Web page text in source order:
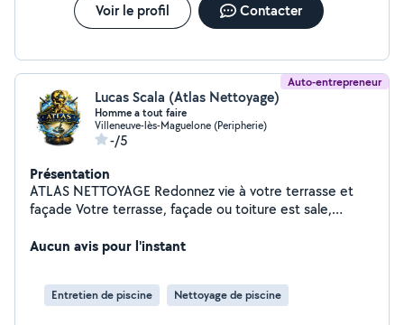
Voir le profil Contacter
Auto-entrepreneur
Lucas Scala (Atlas Nettoyage)
Homme a tout faire
Villeneuve-lès-Maguelone (Peripherie)
-/5
Présentation
ATLAS NETTOYAGE Redonnez vie à votre terrasse et
façade Votre terrasse, façade ou toiture est sale,
nettoyage professionnel avec matériel adapté pour un
Nettoyage toiture Nettoyage façade et murs
Élimination complète des mousses et saletés
Aucun avis pour l'instant
Entretien de piscine Nettoyage de piscine